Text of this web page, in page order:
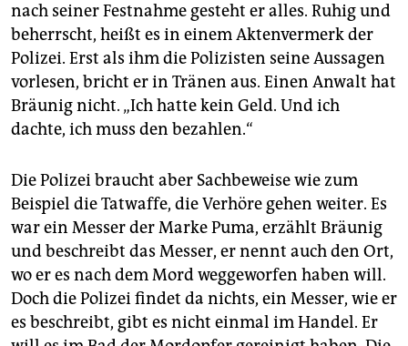
nach seiner Festnahme gesteht er alles. Ruhig und
beherrscht, heißt es in einem Aktenvermerk der
Polizei. Erst als ihm die Polizisten seine Aussagen
vorlesen, bricht er in Tränen aus. Einen Anwalt hat
Bräunig nicht. „Ich hatte kein Geld. Und ich
dachte, ich muss den bezahlen.“
Die Polizei braucht aber Sachbeweise wie zum
Beispiel die Tatwaffe, die Verhöre gehen weiter. Es
war ein Messer der Marke Puma, erzählt Bräunig
und beschreibt das Messer, er nennt auch den Ort,
wo er es nach dem Mord weggeworfen haben will.
Doch die Polizei findet da nichts, ein Messer, wie er
es beschreibt, gibt es nicht einmal im Handel. Er